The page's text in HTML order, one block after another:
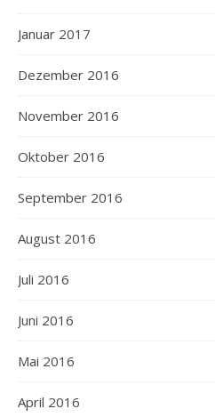
Januar 2017
Dezember 2016
November 2016
Oktober 2016
September 2016
August 2016
Juli 2016
Juni 2016
Mai 2016
April 2016